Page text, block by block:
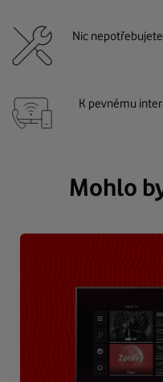
Nic
K pevnému
Mohlo